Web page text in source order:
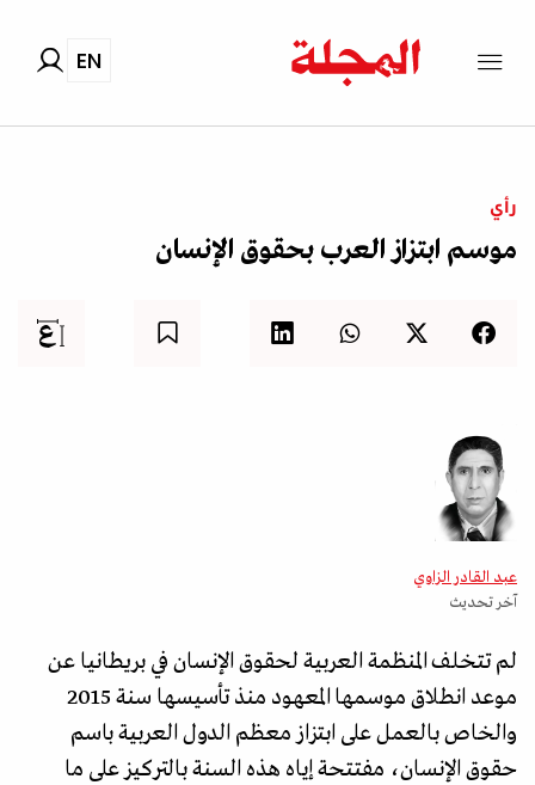
EN
رأي
موسم ابتزاز العرب بحقوق الإنسان
عبد القادر الزاوي
آخر تحديث
لم تتخلف المنظمة العربية لحقوق الإنسان في بريطانيا عن
موعد انطلاق موسمها المعهود منذ تأسيسها سنة 2015
والخاص بالعمل على ابتزاز معظم الدول العربية باسم
حقوق الإنسان، مفتتحة إياه هذه السنة بالتركيز على ما